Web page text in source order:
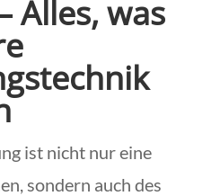
Alles, was
ist nicht nur eine
sondern auch des